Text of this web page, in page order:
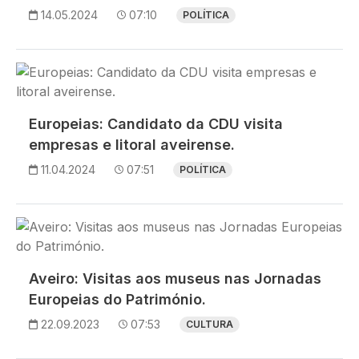
14.05.2024 07:10 POLÍTICA
Imagem
Europeias: Candidato da CDU visita
empresas e litoral aveirense.
11.04.2024 07:51 POLÍTICA
Imagem
Aveiro: Visitas aos museus nas Jornadas
Europeias do Património.
22.09.2023 07:53 CULTURA